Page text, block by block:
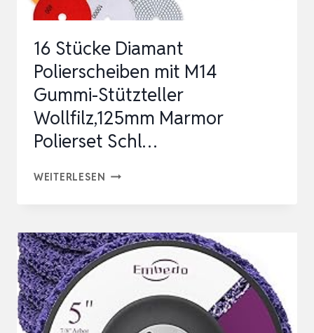
NYLONFASER，
…
16 Stücke Diamant
Polierscheiben mit M14
Gummi-Stützteller
Wollfilz,125mm Marmor
Polierset Schl…
WEITERLESEN 16
POLIERSCHEIBEN
MIT
GUMMI-
STÜTZTELLER